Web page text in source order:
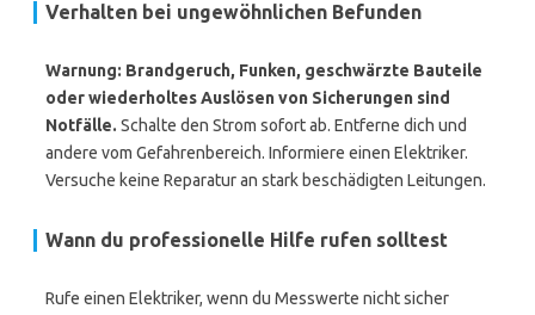
Verhalten bei ungewöhnlichen Befunden
Warnung: Brandgeruch, Funken, geschwärzte Bauteile
oder wiederholtes Auslösen von Sicherungen sind
Notfälle. Schalte den Strom sofort ab. Entferne dich und
andere vom Gefahrenbereich. Informiere einen Elektriker.
Versuche keine Reparatur an stark beschädigten Leitungen.
Wann du professionelle Hilfe rufen solltest
Rufe einen Elektriker, wenn du Messwerte nicht sicher